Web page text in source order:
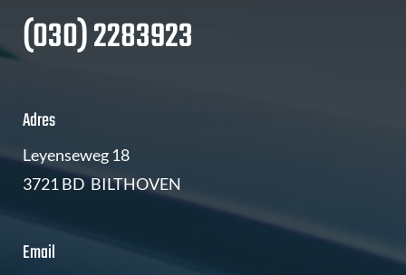
(030) 2283923
Adres
Leyenseweg 18
3721 BD BILTHOVEN
Email